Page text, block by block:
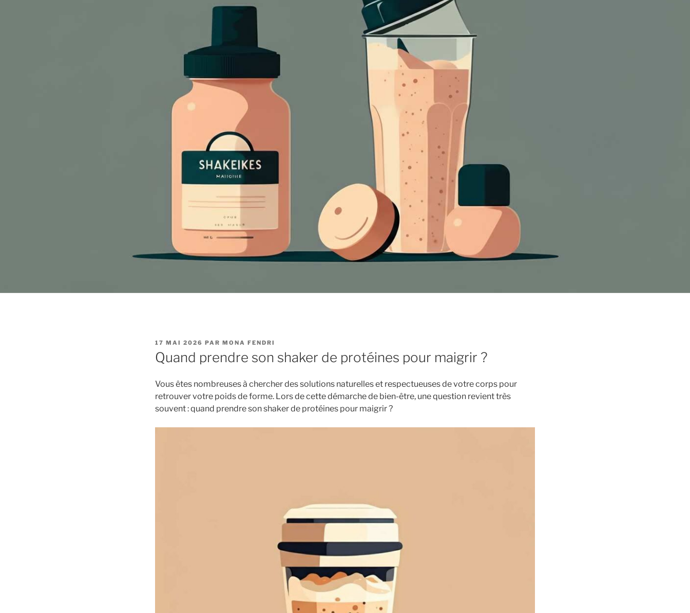
PUBLIÉ
LE
17 MAI 2026 PAR MONA FENDRI
Quand prendre son shaker de protéines pour maigrir ?
Vous êtes nombreuses à chercher des solutions naturelles et respectueuses de votre corps pour
retrouver votre poids de forme. Lors de cette démarche de bien-être, une question revient très
souvent : quand prendre son shaker de protéines pour maigrir ?